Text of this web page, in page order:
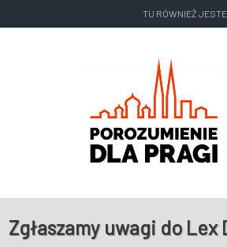
TU RÓWNIEŻ
O NAS
Zgłaszamy uwagi do